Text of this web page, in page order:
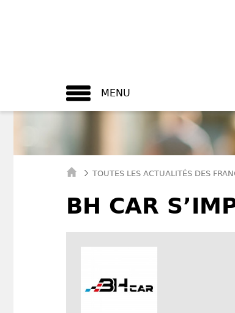
MENU
TOUTES LES ACTUALITÉS DES
BH CAR